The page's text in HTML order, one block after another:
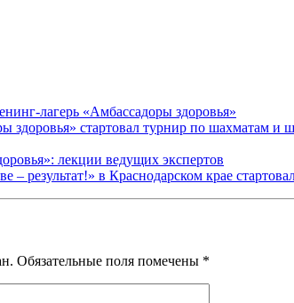
лагерь «Амбассадоры здоровья»
здоровья» стартовал турнир по шахматам и
лекции ведущих экспертов
результат!» в Краснодарском крае
Обязательные поля помечены *